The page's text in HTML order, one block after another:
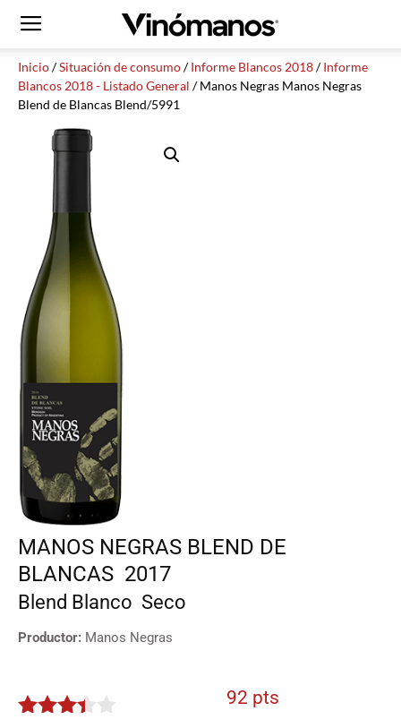
Inicio/Situación de consumo/Informe Blancos 2018/Informe
Blancos 2018 - Listado General / Manos Negras Manos Negras
Blend de Blancas Blend/5991
MANOS NEGRAS BLEND DE
BLANCAS 2017
Blend Blanco Seco
Productor: Manos Negras
92 pts